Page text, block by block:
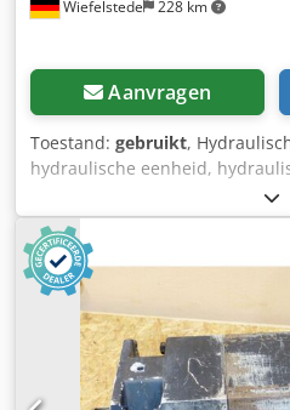
Wiefelstede 228 km
Aanvragen
Toestand: gebruikt,
hydraulische eenheid,
gelijkstroommotor,
hydraulische tandwielpomp,
hydraulische pomp
vorkheftruck Jungheinrich type
pomp: Type 0 542 015 191 -
2,2 kW -Motor: Type 1 547 220
en regelventiel -Aantal: 2 stuks
Dwjdpfx Agoi Aqbcj Rea -
Gewicht: 9 kg/stuk